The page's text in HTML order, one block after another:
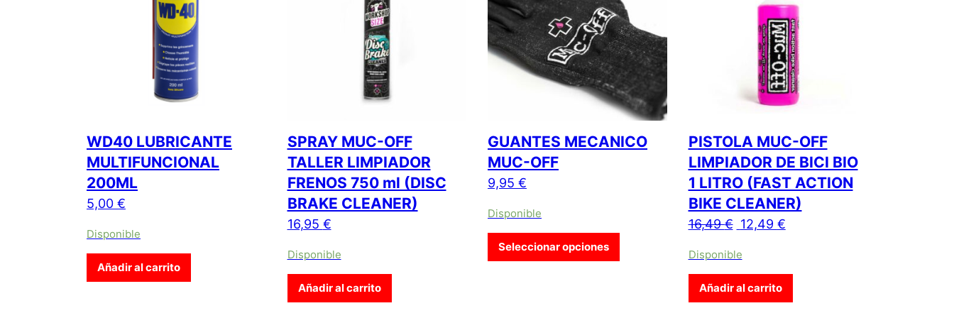
WD40 LUBRICANTE
MULTIFUNCIONAL
200ML
5,00 €
Disponible
Añadir al carrito
SPRAY MUC-OFF
TALLER LIMPIADOR
FRENOS 750 ml (DISC
BRAKE CLEANER)
16,95 €
Disponible
Añadir al carrito
GUANTES MECANICO
MUC-OFF
9,95 €
Disponible
Seleccionar opciones
PISTOLA MUC-OFF
LIMPIADOR DE BICI BIO
1 LITRO (FAST ACTION
BIKE CLEANER)
16,49€ El precio original era: 16,49 €.
12,49 €El precio actual es: 12,49 €.
Disponible
Añadir al carrito